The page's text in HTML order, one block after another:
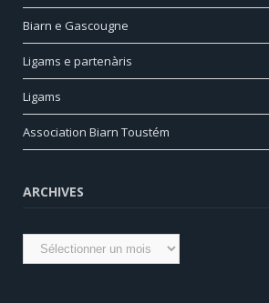
Biarn e Gascougne
Ligams e partenàris
Ligams
Association Biarn Toustém
ARCHIVES
Archives